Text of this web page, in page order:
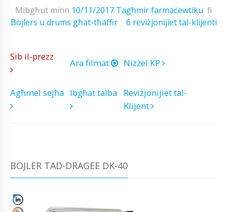
Mibgħut minn 10/11/2017 Tagħmir farmaċewtiku fi
Bojlers u drums għat-tħaffir
6 reviżjonijiet tal-klijenti
Sib il-prezz
Ara filmat Niżżel KP
Agħmel sejħa Ibgħat talba
Reviżjonijiet tal-
Klijent
BOJLER TAD-DRAGEE DK-40